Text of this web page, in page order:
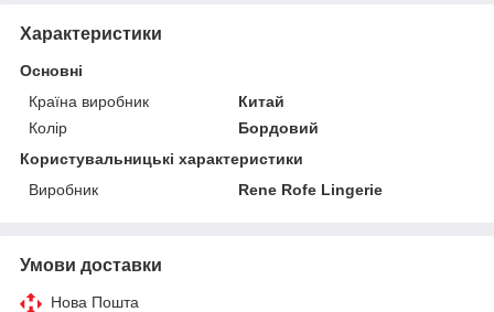
Характеристики
Основні
Країна виробник
Китай
Колір
Бордовий
Користувальницькі характеристики
Виробник
Rene Rofe Lingerie
Умови доставки
Нова Пошта